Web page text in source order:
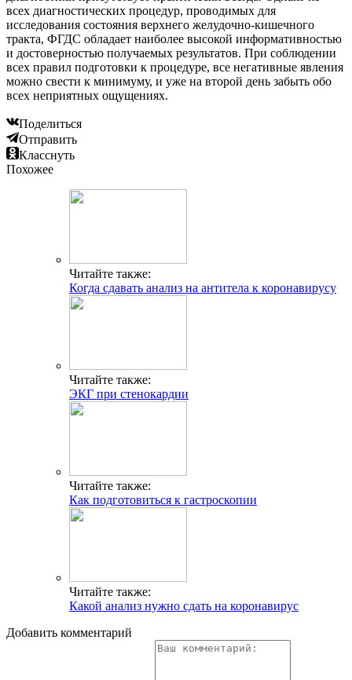
всех диагностических процедур, проводимых для
исследования состояния верхнего желудочно-кишечного
тракта, ФГДС обладает наиболее высокой информативностью
и достоверностью получаемых результатов. При соблюдении
всех правил подготовки к процедуре, все негативные явления
можно свести к минимуму, и уже на второй день забыть обо
всех неприятных ощущениях.
Поделиться
Отправить
Класснуть
Похожее
Читайте также:
Когда сдавать анализ на антитела к коронавирусу
Читайте также:
ЭКГ при стенокардии
Читайте также:
Как подготовиться к гастроскопии
Читайте также:
Какой анализ нужно сдать на коронавирус
Добавить комментарий